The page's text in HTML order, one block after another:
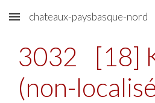
Skip to main content
chateaux-paysbasque-nord
3032
[18]
(non-